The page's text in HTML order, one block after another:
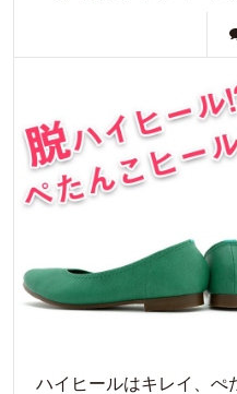
ハイヒールはキレイ、ぺ